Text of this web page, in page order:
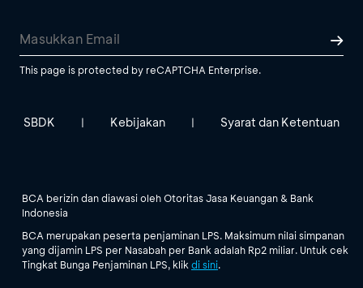
This page is protected by reCAPTCHA Enterprise.
SBDK | Kebijakan | Syarat dan Ketentuan
BCA berizin dan diawasi oleh Otoritas Jasa Keuangan & Bank
Indonesia
BCA merupakan peserta penjaminan LPS. Maksimum nilai simpanan
yang dijamin LPS per Nasabah per Bank adalah Rp2 miliar. Untuk cek
Tingkat Bunga Penjaminan LPS, klik di sini.